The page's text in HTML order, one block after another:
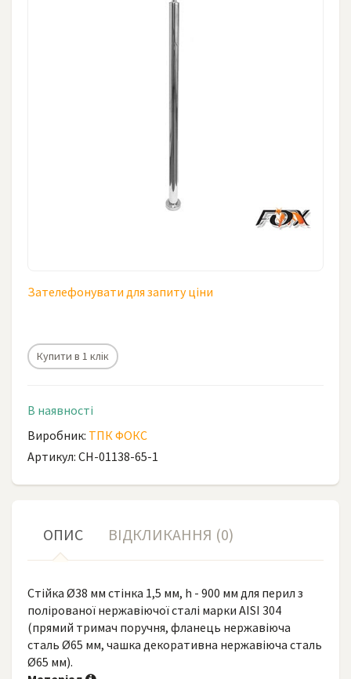
Зателефонувати для запиту ціни
Купити в 1 клік
В наявності
Виробник: ТПК ФОКС
Артикул: СН-01138-65-1
ОПИС ВІДКЛИКАННЯ (0)
Стійка Ø38 мм стінка 1,5 мм, h - 900 мм для перил з
полірованої нержавіючої сталі марки AISI 304
(прямий тримач поручня, фланець нержавіюча
сталь Ø65 мм, чашка декоративна нержавіюча сталь
Ø65 мм).